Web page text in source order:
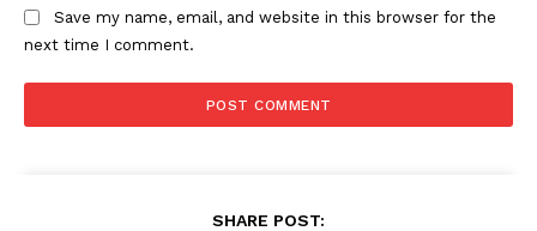
Save my name, email, and website in this browser for the
next time I comment.
SHARE POST: